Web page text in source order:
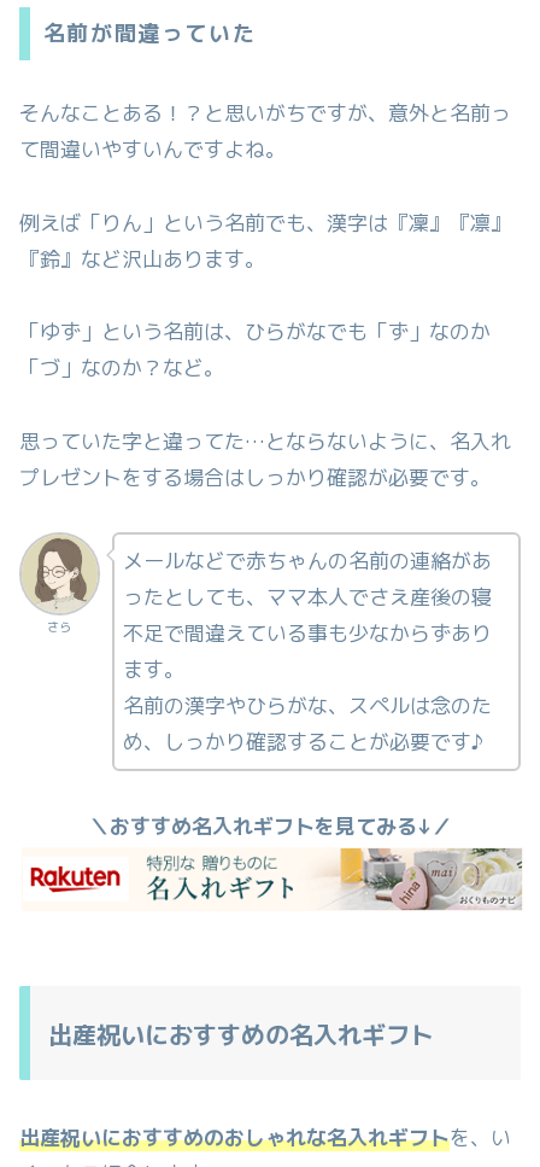
名前が間違っていた
そんなことある！？と思いがちですが、意外と名前っ
て間違いやすいんですよね。
例えば「りん」という名前でも、漢字は『凜』『凛』
『鈴』など沢山あります。
「ゆず」という名前は、ひらがなでも「ず」なのか
「づ」なのか？など。
思っていた字と違ってた…とならないように、名入れ
プレゼントをする場合はしっかり確認が必要です。
さら
メールなどで赤ちゃんの名前の連絡があ
ったとしても、ママ本人でさえ産後の寝
不足で間違えている事も少なからずあり
ます。
名前の漢字やひらがな、スペルは念のた
め、しっかり確認することが必要です♪
＼おすすめ名入れギフトを見てみる↓／
出産祝いにおすすめの名入れギフト
出産祝いにおすすめのおしゃれな名入れギフトを、い